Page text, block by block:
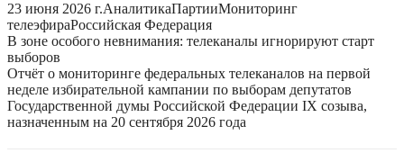
23 июня 2026 г.АналитикаПартииМониторинг
телеэфираРоссийская Федерация
В зоне особого невнимания: телеканалы игнорируют старт
выборов
Отчёт о мониторинге федеральных телеканалов на первой
неделе избирательной кампании по выборам депутатов
Государственной думы Российской Федерации IX созыва,
назначенным на 20 сентября 2026 года